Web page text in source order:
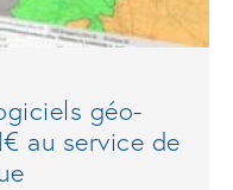
géo-
au service de